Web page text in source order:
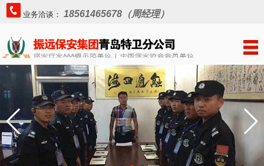
业务洽谈： 18561465678（周经理）